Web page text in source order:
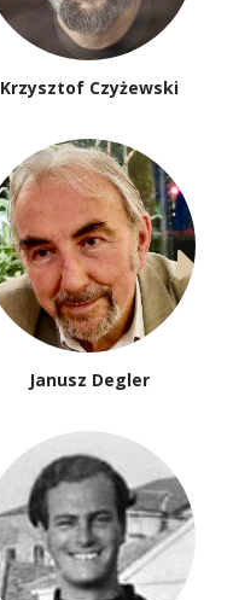
Krzysztof Czyżewski
Janusz Degler